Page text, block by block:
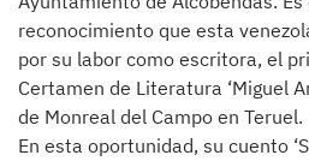
reconocimiento que esta
por su labor como escritora, el
Certamen de Literatura ‘Miguel
de Monreal del Campo en Teruel.
En esta oportunidad, su cuento